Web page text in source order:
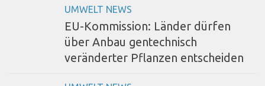
UMWELT NEWS
EU-Kommission: Länder dürfen
über Anbau gentechnisch
veränderter Pflanzen entscheiden